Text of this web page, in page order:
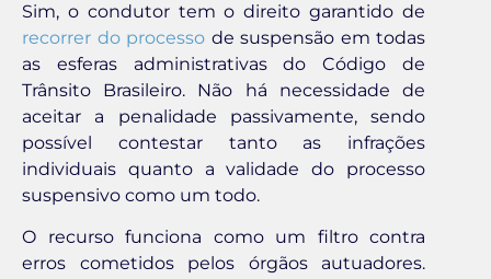
Sim, o condutor tem o direito garantido de
recorrer do processo de suspensão em todas
as esferas administrativas do Código de
Trânsito Brasileiro. Não há necessidade de
aceitar a penalidade passivamente, sendo
possível contestar tanto as infrações
individuais quanto a validade do processo
suspensivo como um todo.
O recurso funciona como um filtro contra
erros cometidos pelos órgãos autuadores.